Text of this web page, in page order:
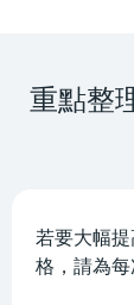
重點整
若要大幅
格，請為每